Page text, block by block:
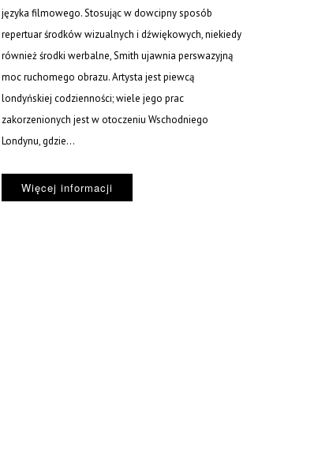
języka filmowego. Stosując w dowcipny sposób
repertuar środków wizualnych i dźwiękowych, niekiedy
również środki werbalne, Smith ujawnia perswazyjną
moc ruchomego obrazu. Artysta jest piewcą
londyńskiej codzienności; wiele jego prac
zakorzenionych jest w otoczeniu Wschodniego
Londynu, gdzie...
Więcej informacji